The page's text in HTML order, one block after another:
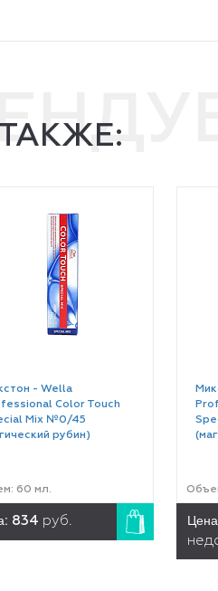
- Wella
Color Touch
Mix №0/45
рубин)
60 мл.
834 руб.